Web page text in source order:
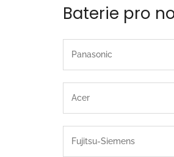
Baterie pro
Panasonic
Acer
Fujitsu-Siemens